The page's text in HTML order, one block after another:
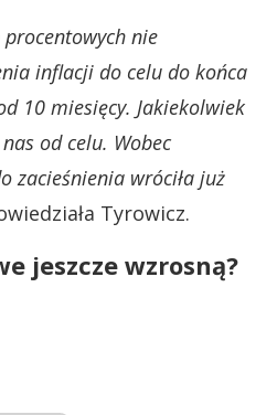
nie
inflacji do celu do końca
10 miesięcy. Jakiekolwiek
od celu. Wobec
zacieśnienia wróciła już
Tyrowicz.
jeszcze wzrosną?